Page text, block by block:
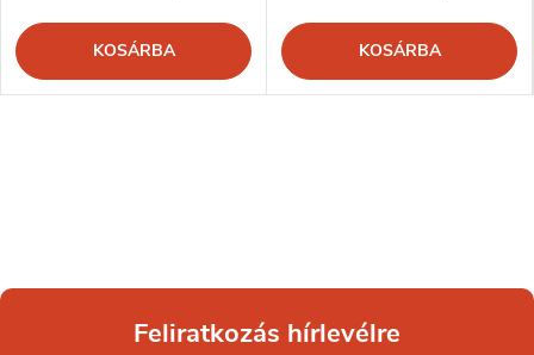
KOSÁRBA KOSÁRBA
Feliratkozás hírlevélre